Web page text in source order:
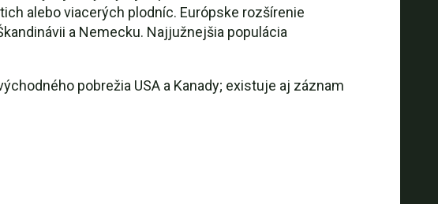
alebo viacerých plodníc. Európske rozšírenie
a Nemecku. Najjužnejšia populácia
pobrežia USA a Kanady; existuje aj záznam